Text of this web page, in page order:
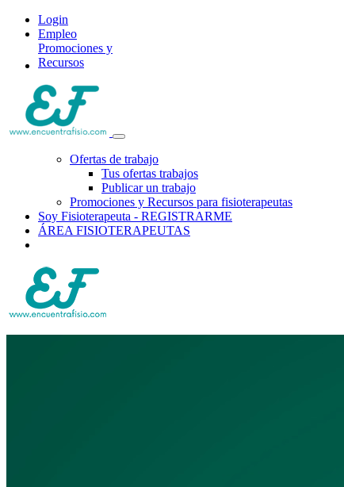
Login
Empleo
Promociones y
Recursos
Ofertas de trabajo
Tus ofertas trabajos
Publicar un trabajo
Promociones y Recursos para fisioterapeutas
Soy Fisioterapeuta - REGISTRARME
ÁREA FISIOTERAPEUTAS